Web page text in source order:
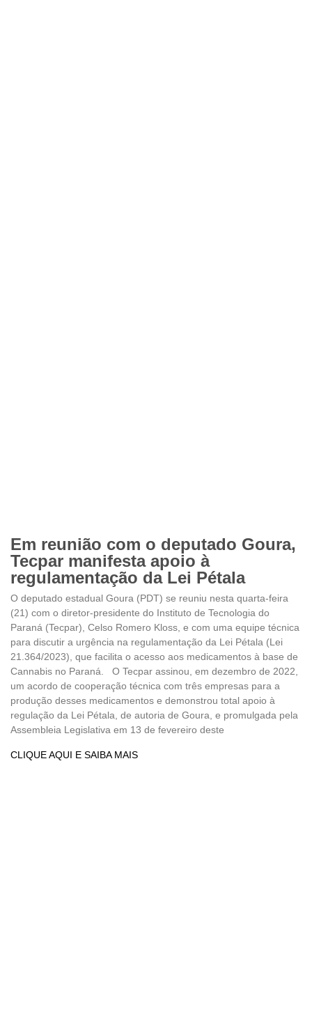
Em reunião com o deputado Goura,
Tecpar manifesta apoio à
regulamentação da Lei Pétala
O deputado estadual Goura (PDT) se reuniu nesta quarta-feira
(21) com o diretor-presidente do Instituto de Tecnologia do
Paraná (Tecpar), Celso Romero Kloss, e com uma equipe técnica
para discutir a urgência na regulamentação da Lei Pétala (Lei
21.364/2023), que facilita o acesso aos medicamentos à base de
Cannabis no Paraná. O Tecpar assinou, em dezembro de 2022,
um acordo de cooperação técnica com três empresas para a
produção desses medicamentos e demonstrou total apoio à
regulação da Lei Pétala, de autoria de Goura, e promulgada pela
Assembleia Legislativa em 13 de fevereiro deste
CLIQUE AQUI E SAIBA MAIS